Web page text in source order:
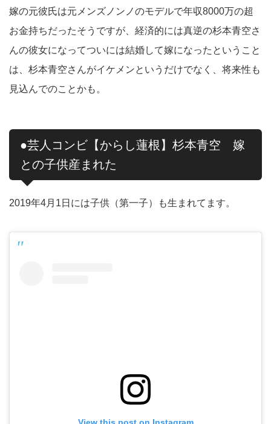
嫁の元彼氏は元メンズノンノのモデルで年収8000万の超
お金持ちだったそうですが、経済的には真逆の杉本青空さ
んの彼女になってついには結婚して嫁になったということ
は、杉本青空さんがイケメンというだけでなく、将来性も
見込んでのことかも。
●芸人コンビ【からし蓮根】杉本青空 嫁
との子供産まれた
2019年4月1日には子供（第一子）も生まれてます。